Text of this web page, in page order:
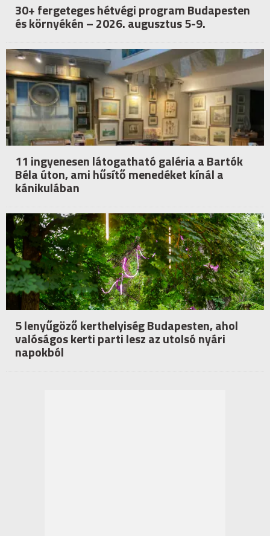
30+ fergeteges hétvégi program Budapesten
és környékén – 2026. augusztus 5-9.
11 ingyenesen látogatható galéria a Bartók
Béla úton, ami hűsítő menedéket kínál a
kánikulában
5 lenyűgöző kerthelyiség Budapesten, ahol
valóságos kerti parti lesz az utolsó nyári
napokból